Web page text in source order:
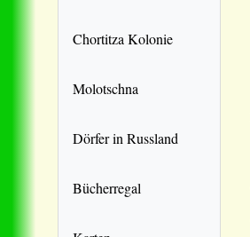
Chortitza Kolonie
Molotschna
Dörfer in Russland
Bücherregal